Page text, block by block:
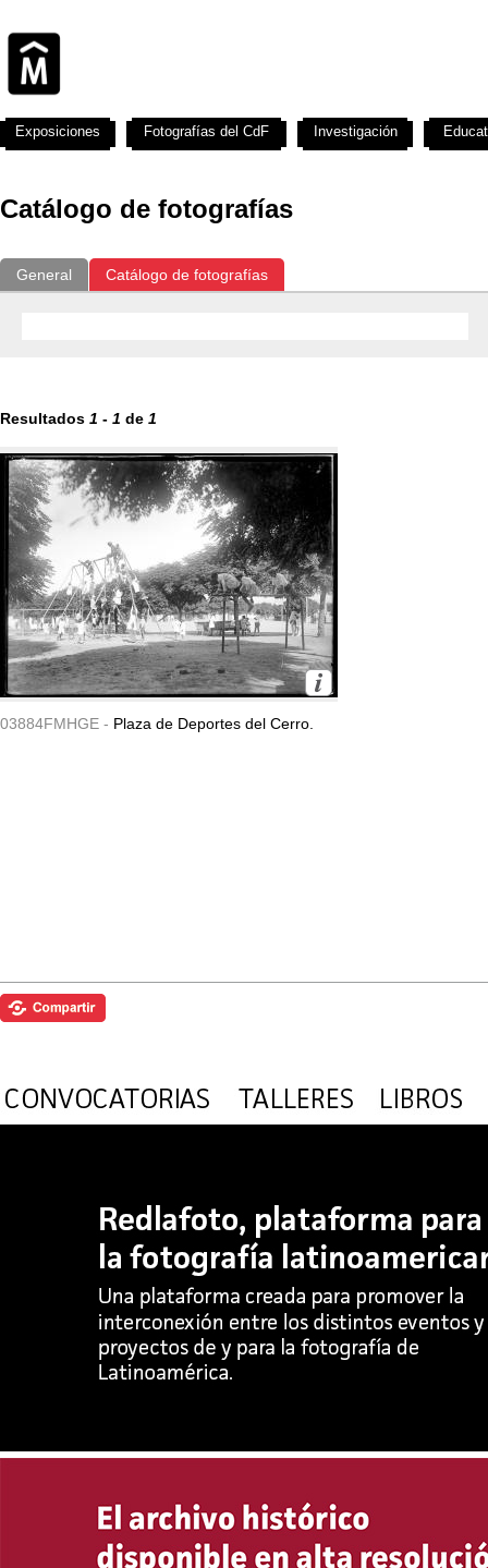
Catálogo de fotografías
General Catálogo de fotografías
Resultados 1 - 1 de 1
03884FMHGE - Plaza de Deportes del Cerro.
Exposiciones Fotografías del CdF Investigación